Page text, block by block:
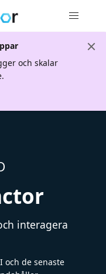
och skalar
interagera
och de senaste